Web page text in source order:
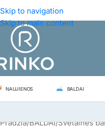
Skip to navigation
Skip to main content
NAUJIENOS BALDAI
Pradžia/BALDAI/Svetainės